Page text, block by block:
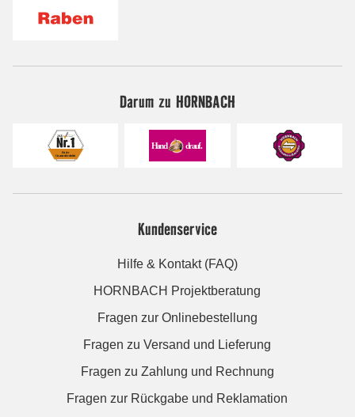
Darum zu HORNBACH
Kundenservice
Hilfe & Kontakt (FAQ)
HORNBACH Projektberatung
Fragen zur Onlinebestellung
Fragen zu Versand und Lieferung
Fragen zu Zahlung und Rechnung
Fragen zur Rückgabe und Reklamation